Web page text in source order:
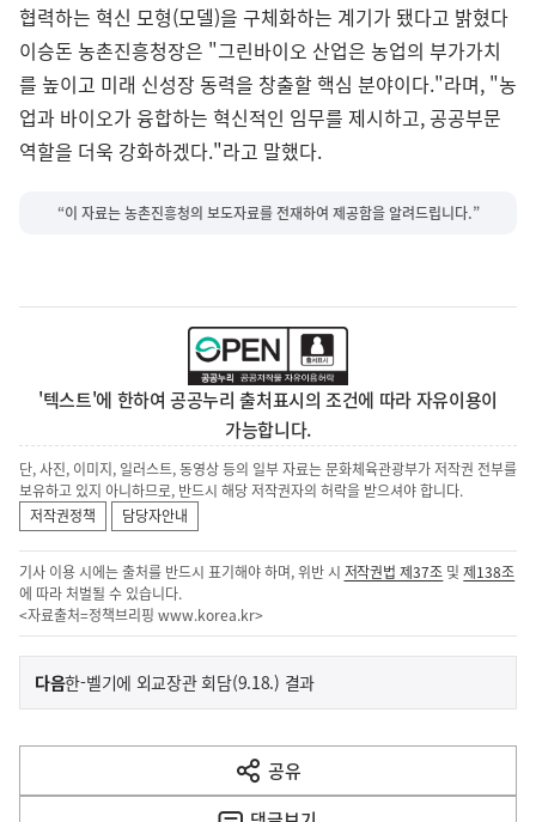
협력하는 혁신 모형(모델)을 구체화하는 계기가 됐다고 밝혔다
이승돈 농촌진흥청장은 "그린바이오 산업은 농업의 부가가치
를 높이고 미래 신성장 동력을 창출할 핵심 분야이다."라며, "농
업과 바이오가 융합하는 혁신적인 임무를 제시하고, 공공부문
역할을 더욱 강화하겠다."라고 말했다.
“이 자료는 농촌진흥청의 보도자료를 전재하여 제공함을 알려드립니다.”
'텍스트'에 한하여 공공누리 출처표시의 조건에 따라 자유이용이
가능합니다.
단, 사진, 이미지, 일러스트, 동영상 등의 일부 자료는 문화체육관광부가 저작권 전부를
보유하고 있지 아니하므로, 반드시 해당 저작권자의 허락을 받으셔야 합니다.
저작권정책
담당자안내
기사 이용 시에는 출처를 반드시 표기해야 하며, 위반 시 저작권법 제37조 및제138조
에 따라 처벌될 수 있습니다.
<자료출처=정책브리핑 www.korea.kr>
이
전
다
음
다음기
사
한-벨기에 외교장관 회담(9.18.) 결과
공유
열
기